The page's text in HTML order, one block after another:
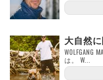
大自然
WOLFGANG
は。 W...